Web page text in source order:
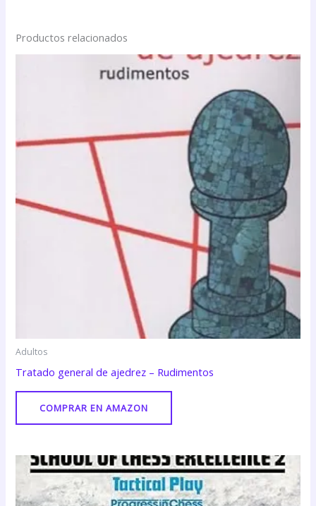
Productos relacionados
Adultos
Tratado general de ajedrez – Rudimentos
COMPRAR EN AMAZON